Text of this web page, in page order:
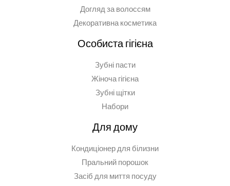
Догляд за волоссям
Декоративна косметика
Особиста гігієна
Зубні пасти
Жіноча гігієна
Зубні щітки
Набори
Для дому
Кондиціонер для білизни
Пральний порошок
Засіб для миття посуду